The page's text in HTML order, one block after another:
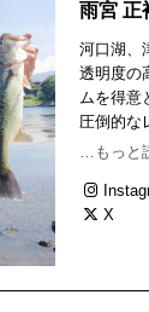
雨宮 正
河口湖、
透明度の
ムを得意
圧倒的な
カルト
新たなス
る。
…もっと
X